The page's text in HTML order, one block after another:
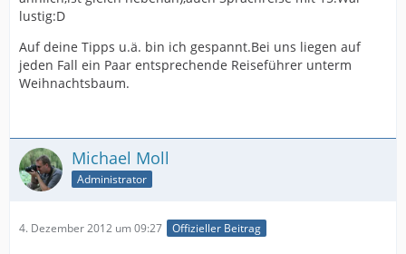
lustig:D
Auf deine Tipps u.ä. bin ich gespannt.Bei uns liegen auf
jeden Fall ein Paar entsprechende Reiseführer unterm
Weihnachtsbaum.
Michael Moll
Administrator
4. Dezember 2012 um 09:27 Offizieller Beitrag